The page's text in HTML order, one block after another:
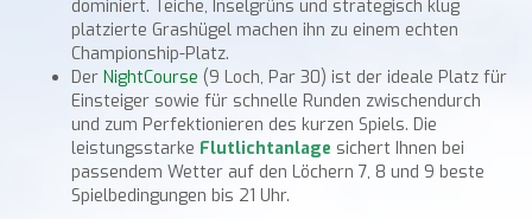
dominiert. Teiche, Inselgrüns und strategisch klug
platzierte Grashügel machen ihn zu einem echten
Championship-Platz.
Der NightCourse (9 Loch, Par 30) ist der ideale Platz für
Einsteiger sowie für schnelle Runden zwischendurch
und zum Perfektionieren des kurzen Spiels. Die
leistungsstarke Flutlichtanlage sichert Ihnen bei
passendem Wetter auf den Löchern 7, 8 und 9 beste
Spielbedingungen bis 21 Uhr.